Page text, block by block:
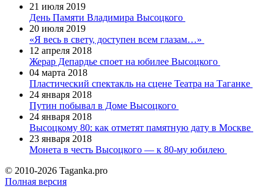
21 июля 2019
День Памяти Владимира Высоцкого
20 июля 2019
«Я весь в свету, доступен всем глазам…»
12 апреля 2018
Жерар Депардье споет на юбилее Высоцкого
04 марта 2018
Пластический спектакль на сцене Театра на Таганке
24 января 2018
Путин побывал в Доме Высоцкого
24 января 2018
Высоцкому 80: как отметят памятную дату в Москве
23 января 2018
Монета в честь Высоцкого — к 80-му юбилею
© 2010-2026 Taganka.pro
Полная версия